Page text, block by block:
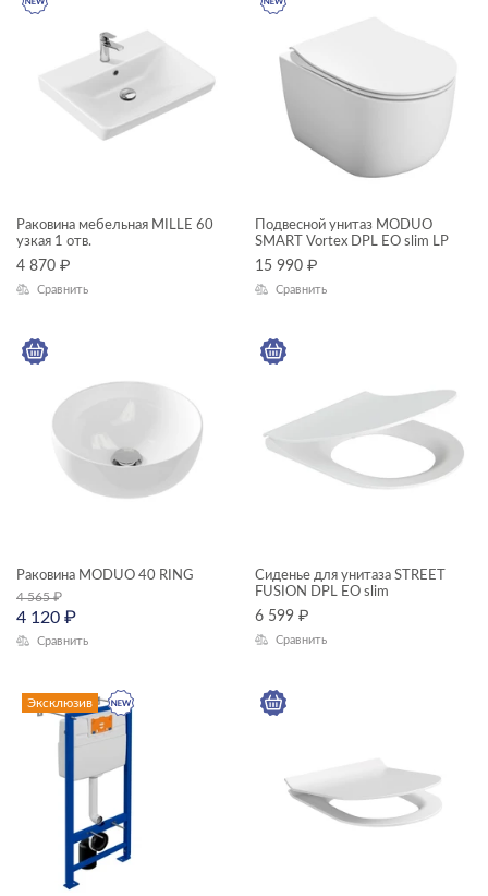
FLAVIS
GEOMETRY
JUST
KALIOPE
LOUNA
MODUO
MONOLITH
NIKE
ODRA
Раковина мебельная MILLE 60
узкая 1 отв.
4 870 ₽
Сравнить
Подвесной унитаз MODUO
SMART Vortex DPL EO slim LP
15 990 ₽
Сравнить
Раковина MODUO 40 RING
4 565₽
4 120 ₽
Сравнить
Сиденье для унитаза STREET
FUSION DPL EO slim
6 599 ₽
Сравнить
Эксклюзив